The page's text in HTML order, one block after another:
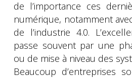
de l’importance ces
numérique, notamment
de l’industrie 4.0.
passe souvent par une
ou de mise à niveau des
Beaucoup d’entreprises